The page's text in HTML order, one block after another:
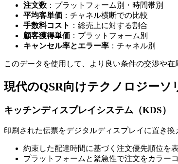
注文数 ：プラットフォーム別・時間帯別
平均客単価 ：チャネル横断での比較
手数料コスト ：総売上に対する割合
顧客獲得単価 ：プラットフォーム別
キャンセル率とエラー率 ：チャネル別
このデータを使用して、より良い条件の交渉や在
現代のQSR向けテクノロジーソ
キッチンディスプレイシステム（KDS）
印刷された伝票をデジタルディスプレイに置き換
約束した配達時間に基づく注文優先順位を
プラットフォームと緊急性で注文をカラー